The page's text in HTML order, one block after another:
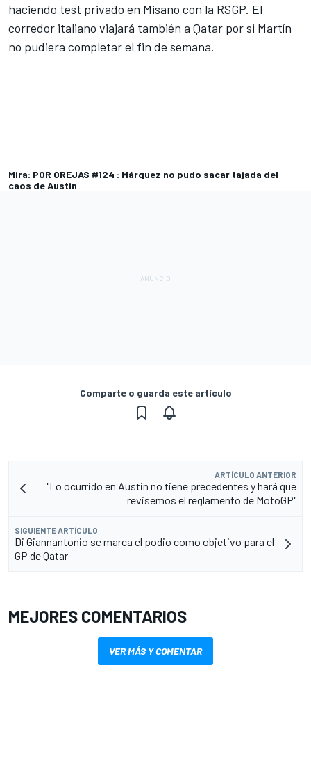
haciendo test privado en Misano con la RSGP. El
corredor italiano viajará también a Qatar por si Martín
no pudiera completar el fin de semana.
Mira: POR OREJAS #124 : Márquez no pudo sacar tajada del
caos de Austin
Comparte o guarda este artículo
ARTÍCULO ANTERIOR
"Lo ocurrido en Austin no tiene precedentes y hará que
revisemos el reglamento de MotoGP"
SIGUIENTE ARTÍCULO
Di Giannantonio se marca el podio como objetivo para el
GP de Qatar
MEJORES COMENTARIOS
VER MÁS Y COMENTAR